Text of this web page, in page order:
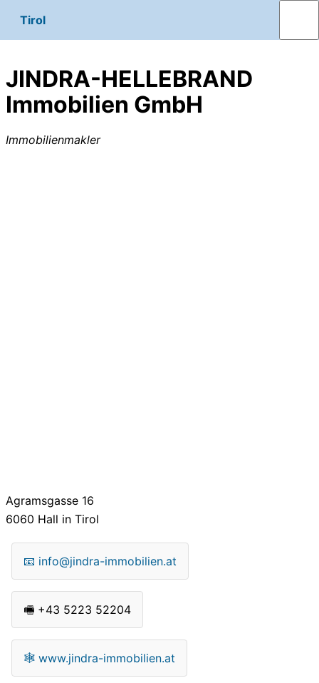
Tirol
JINDRA-HELLEBRAND
Immobilien GmbH
Immobilienmakler
Agramsgasse 16
6060 Hall in Tirol
📧 info@jindra-immobilien.at
🖷 +43 5223 52204
🕸 www.jindra-immobilien.at